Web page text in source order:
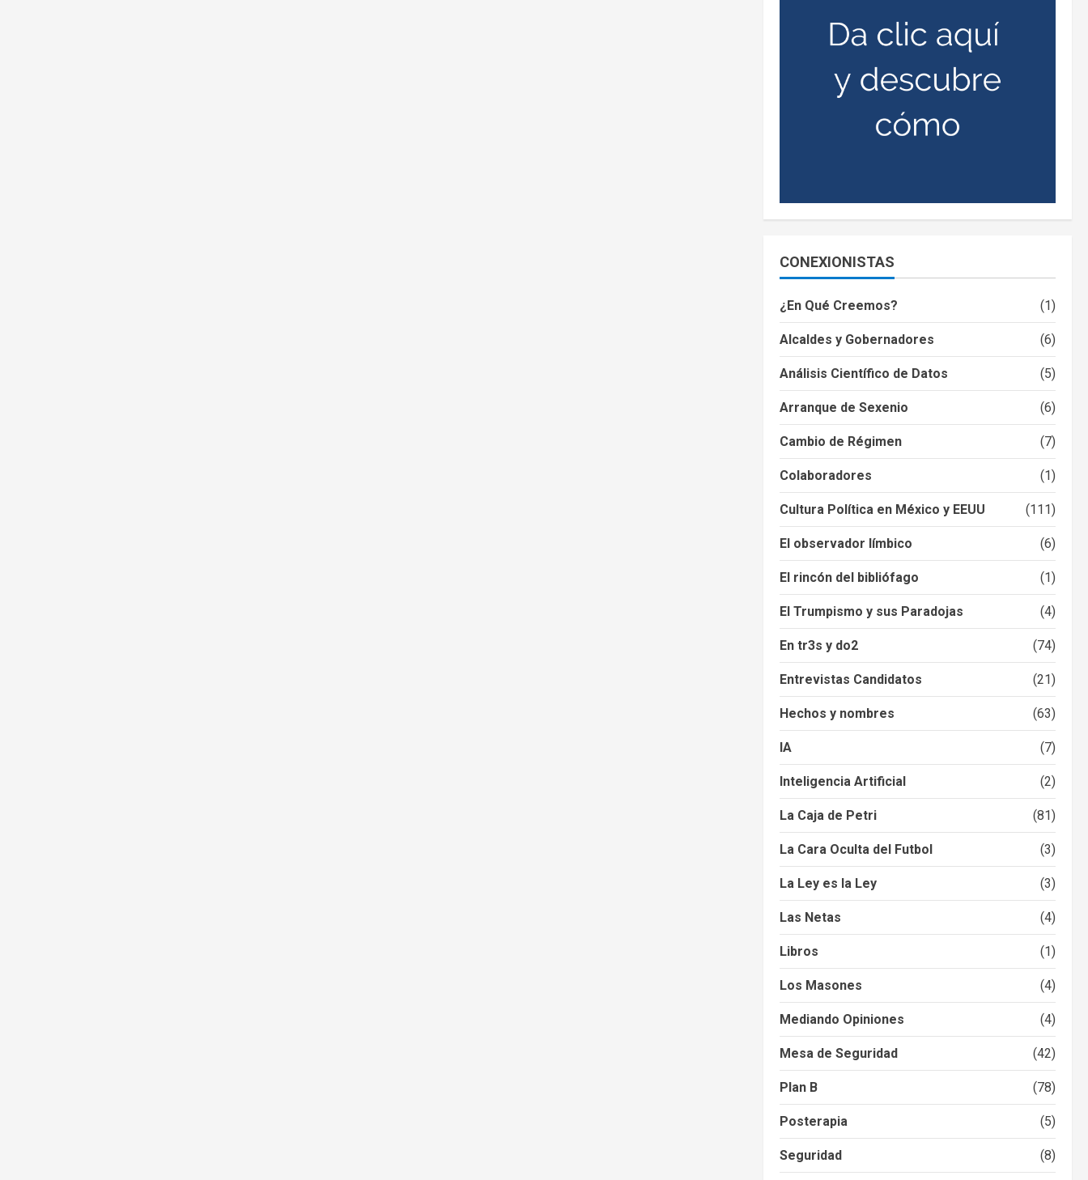
CONEXIONISTAS
¿En Qué Creemos? (1)
Alcaldes y Gobernadores (6)
Análisis Científico de Datos (5)
Arranque de Sexenio (6)
Cambio de Régimen (7)
Colaboradores (1)
Cultura Política en México y EEUU (111)
El observador límbico (6)
El rincón del bibliófago (1)
El Trumpismo y sus Paradojas (4)
En tr3s y do2 (74)
Entrevistas Candidatos (21)
Hechos y nombres (63)
IA (7)
Inteligencia Artificial (2)
La Caja de Petri (81)
La Cara Oculta del Futbol (3)
La Ley es la Ley (3)
Las Netas (4)
Libros (1)
Los Masones (4)
Mediando Opiniones (4)
Mesa de Seguridad (42)
Plan B (78)
Posterapia (5)
Seguridad (8)